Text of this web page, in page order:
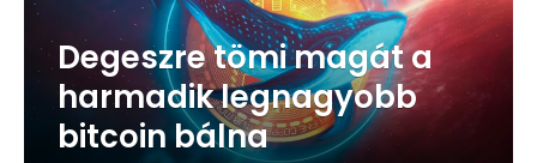
Degeszre tömi magát a
harmadik legnagyobb
bitcoin bálna